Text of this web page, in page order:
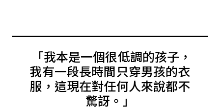
「我本是一個很低調的孩子，
我有一段長時間只穿男孩的衣
服，這現在對任何人來說都不
驚訝。」